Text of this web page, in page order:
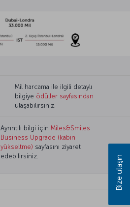
Mil harcama ile ilgili detaylı
bilgiye ödüller sayfasından
ulaşabilirsiniz.
Ayrıntılı bilgi için Miles&Smiles
Business Upgrade (kabin
yükseltme) sayfasını ziyaret
edebilirsiniz.
Bize ulaşın